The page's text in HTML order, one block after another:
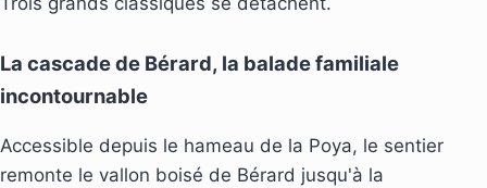
La cascade de Bérard, la balade familiale
incontournable
Accessible depuis le hameau de la Poya, le sentier
remonte le vallon boisé de Bérard jusqu'à la